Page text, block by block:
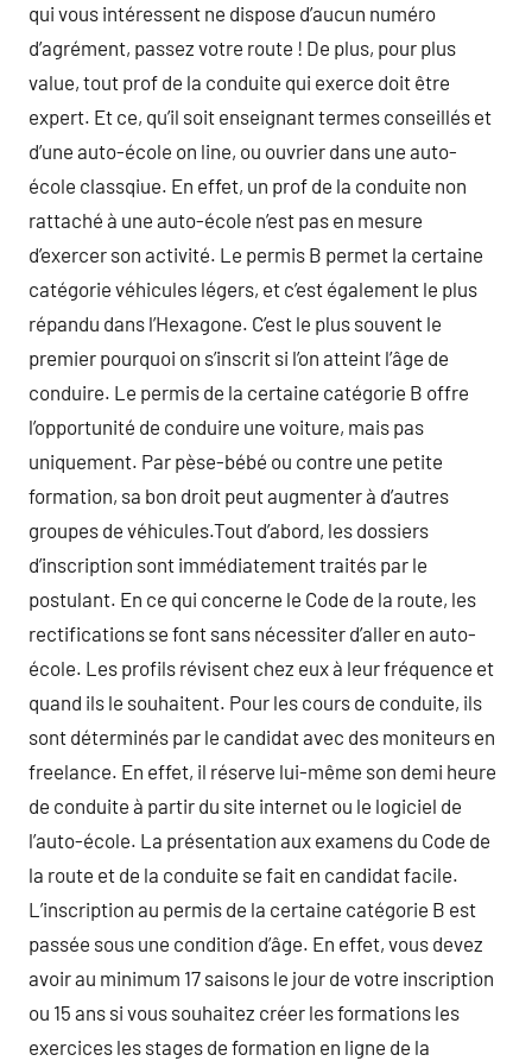
qui vous intéressent ne dispose d’aucun numéro
d’agrément, passez votre route ! De plus, pour plus
value, tout prof de la conduite qui exerce doit être
expert. Et ce, qu’il soit enseignant termes conseillés et
d’une auto-école on line, ou ouvrier dans une auto-
école classqiue. En effet, un prof de la conduite non
rattaché à une auto-école n’est pas en mesure
d’exercer son activité. Le permis B permet la certaine
catégorie véhicules légers, et c’est également le plus
répandu dans l’Hexagone. C’est le plus souvent le
premier pourquoi on s’inscrit si l’on atteint l’âge de
conduire. Le permis de la certaine catégorie B offre
l’opportunité de conduire une voiture, mais pas
uniquement. Par pèse-bébé ou contre une petite
formation, sa bon droit peut augmenter à d’autres
groupes de véhicules.Tout d’abord, les dossiers
d’inscription sont immédiatement traités par le
postulant. En ce qui concerne le Code de la route, les
rectifications se font sans nécessiter d’aller en auto-
école. Les profils révisent chez eux à leur fréquence et
quand ils le souhaitent. Pour les cours de conduite, ils
sont déterminés par le candidat avec des moniteurs en
freelance. En effet, il réserve lui-même son demi heure
de conduite à partir du site internet ou le logiciel de
l’auto-école. La présentation aux examens du Code de
la route et de la conduite se fait en candidat facile.
L’inscription au permis de la certaine catégorie B est
passée sous une condition d’âge. En effet, vous devez
avoir au minimum 17 saisons le jour de votre inscription
ou 15 ans si vous souhaitez créer les formations les
exercices les stages de formation en ligne de la